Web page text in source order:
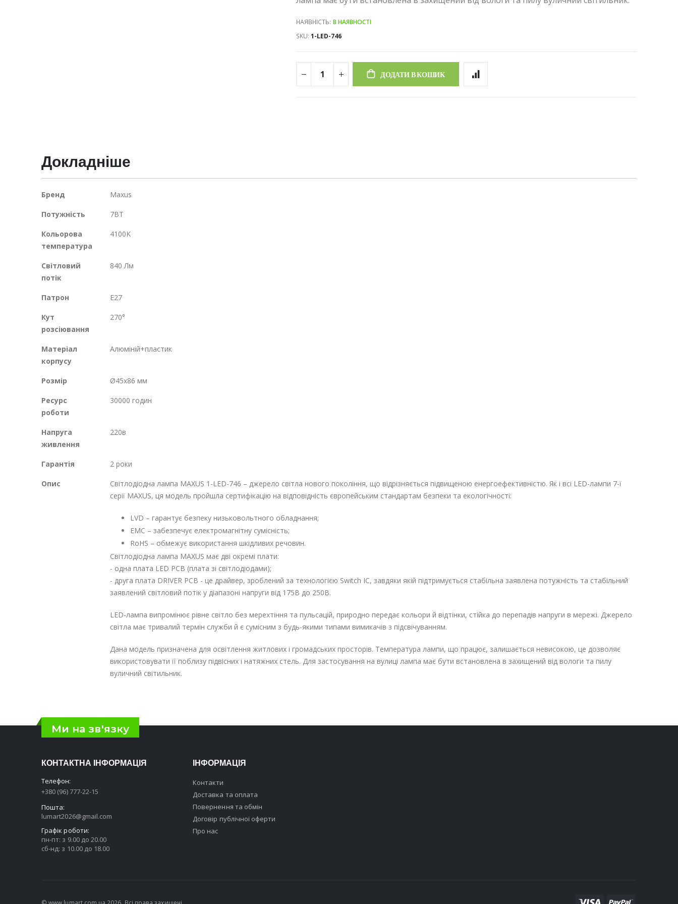
НАЯВНІСТЬ: В НАЯВНОСТІ
SKU 1-LED-746
ДОДАТИ В КОШИК
Докладніше
Докладніше
Бренд Maxus
Потужність 7ВТ
Кольорова
температура
4100K
Світловий
потік
840 Лм
Патрон Е27
Кут
розсіювання
270°
Матеріал
корпусу
Алюміній+пластик
Розмір Ø45х86 мм
Ресурс
роботи
30000 годин
Напруга
живлення
220в
Гарантія 2 роки
Опис
Світлодіодна лампа MAXUS 1-LED-746 – джерело світла нового покоління, що відрізняється підвищеною енергоефективністю. Як і всі LED-лампи 7-ї
серії MAXUS, ця модель пройшла сертифікацію на відповідність європейським стандартам безпеки та екологічності:
LVD – гарантує безпеку низьковольтного обладнання;
EMC – забезпечує електромагнітну сумісність;
RoHS – обмежує використання шкідливих речовин.
Світлодіодна лампа MAXUS має дві окремі плати:
- одна плата LED PCB (плата зі світлодіодами);
- друга плата DRIVER PCB - це драйвер, зроблений за технологією Switch IC, завдяки якій підтримується стабільна заявлена потужність та стабільний
заявлений світловий потік у діапазоні напруги від 175В до 250В.
LED-лампа випромінює рівне світло без мерехтіння та пульсацій, природно передає кольори й відтінки, стійка до перепадів напруги в мережі. Джерело
світла має тривалий термін служби й є сумісним з будь-якими типами вимикачів з підсвічуванням.
Дана модель призначена для освітлення житлових і громадських просторів. Температура лампи, що працює, залишається невисокою, це дозволяє
використовувати її поблизу підвісних і натяжних стель. Для застосування на вулиці лампа має бути встановлена в захищений від вологи та пилу
вуличний світильник.
Ми на зв'язку
КОНТАКТНА ІНФОРМАЦІЯ
Телефон:
+380 (96) 777-22-15
Пошта:
lumart2026@gmail.com
Графік роботи:
пн-пт: з 9.00 до 20.00
сб-нд: з 10.00 до 18.00
ІНФОРМАЦІЯ
Контакти
Доставка та оплата
Повернення та обмін
Договір публічної оферти
Про нас